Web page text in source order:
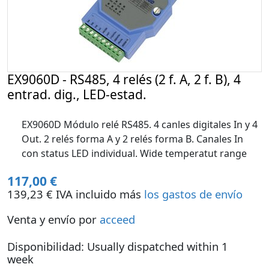
EX9060D - RS485, 4 relés (2 f. A, 2 f. B), 4
entrad. dig., LED-estad.
EX9060D Módulo relé RS485. 4 canles digitales In y 4
Out. 2 relés forma A y 2 relés forma B. Canales In
con status LED individual. Wide temperatut range
117,00 €
139,23 € IVA incluido más los gastos de envío
Venta y envío por acceed
Disponibilidad: Usually dispatched within 1
week